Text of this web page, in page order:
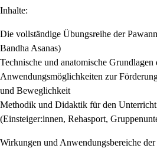
Inhalte:
Die vollständige Übungsreihe der
Bandha Asanas)
Technische und anatomische Grundlagen
Anwendungsmöglichkeiten zur
und Beweglichkeit
Methodik und Didaktik für den
(Einsteiger:innen, Rehasport,
Wirkungen und Anwendungsbereiche der